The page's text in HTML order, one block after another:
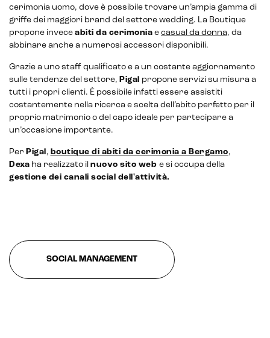
E-commerce solutions
cerimonia uomo, dove è possibile trovare un’ampia gamma di
griffe dei maggiori brand del settore wedding. La Boutique
propone invece abiti da cerimonia e casual da donna, da
abbinare anche a numerosi accessori disponibili.
Grazie a uno staff qualificato e a un costante aggiornamento
sulle tendenze del settore, Pigal propone servizi su misura a
tutti i propri clienti. È possibile infatti essere assistiti
costantemente nella ricerca e scelta dell’abito perfetto per il
proprio matrimonio o del capo ideale per partecipare a
un’occasione importante.
Per Pigal, boutique di abiti da cerimonia a Bergamo,
Dexa ha realizzato il nuovo sito web e si occupa della
gestione dei canali social dell'attività.
SOCIAL MANAGEMENT